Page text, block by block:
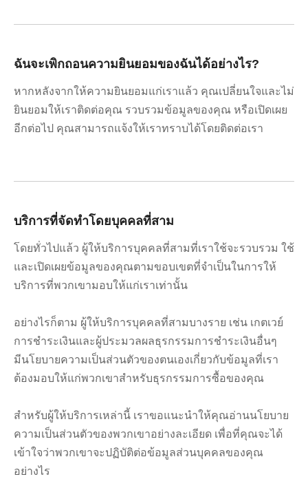
ฉันจะเพิกถอนความยินยอมของฉันได้อย่างไร?
หากหลังจากให้ความยินยอมแก่เราแล้ว คุณเปลี่ยนใจและไม่
ยินยอมให้เราติดต่อคุณ รวบรวมข้อมูลของคุณ หรือเปิดเผย
อีกต่อไป คุณสามารถแจ้งให้เราทราบได้โดยติดต่อเรา
บริการที่จัดทำโดยบุคคลที่สาม
โดยทั่วไปแล้ว ผู้ให้บริการบุคคลที่สามที่เราใช้จะรวบรวม ใช้
และเปิดเผยข้อมูลของคุณตามขอบเขตที่จำเป็นในการให้
บริการที่พวกเขามอบให้แก่เราเท่านั้น
อย่างไรก็ตาม ผู้ให้บริการบุคคลที่สามบางราย เช่น เกตเวย์
การชำระเงินและผู้ประมวลผลธุรกรรมการชำระเงินอื่นๆ
มีนโยบายความเป็นส่วนตัวของตนเองเกี่ยวกับข้อมูลที่เรา
ต้องมอบให้แก่พวกเขาสำหรับธุรกรรมการซื้อของคุณ
สำหรับผู้ให้บริการเหล่านี้ เราขอแนะนำให้คุณอ่านนโยบาย
ความเป็นส่วนตัวของพวกเขาอย่างละเอียด เพื่อที่คุณจะได้
เข้าใจว่าพวกเขาจะปฏิบัติต่อข้อมูลส่วนบุคคลของคุณ
อย่างไร